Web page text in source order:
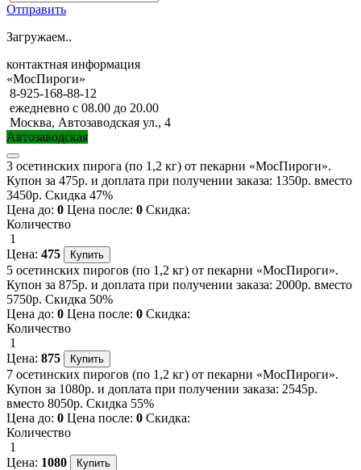
Отправить
Загружаем..
контактная информация
«МосПироги»
8-925-168-88-12
ежедневно с 08.00 до 20.00
Москва, Автозаводская ул., 4
Автозаводская
3 осетинских пирога (по 1,2 кг) от пекарни «МосПироги».
Купон за 475р. и доплата при получении заказа: 1350р. вместо
3450р. Скидка 47%
Цена до: 0 Цена после: 0 Скидка:
Количество
1
Цена: 475
5 осетинских пирогов (по 1,2 кг) от пекарни «МосПироги».
Купон за 875р. и доплата при получении заказа: 2000р. вместо
5750р. Скидка 50%
Цена до: 0 Цена после: 0 Скидка:
Количество
1
Цена: 875
7 осетинских пирогов (по 1,2 кг) от пекарни «МосПироги».
Купон за 1080р. и доплата при получении заказа: 2545р.
вместо 8050р. Скидка 55%
Цена до: 0 Цена после: 0 Скидка:
Количество
1
Цена: 1080